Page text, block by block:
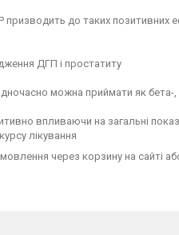
до таких позитивних
ДГП і простатиту
можна приймати як бета-,
впливаючи на загальні
лікування
через корзину на сайті